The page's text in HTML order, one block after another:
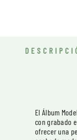
El Álbum
con grabado
ofrecer una